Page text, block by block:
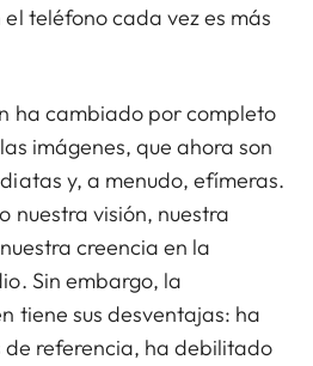
teléfono cada vez es más
ha cambiado por completo
imágenes, que ahora son
y, a menudo, efímeras.
nuestra visión, nuestra
creencia en la
Sin embargo, la
tiene sus desventajas: ha
referencia, ha debilitado